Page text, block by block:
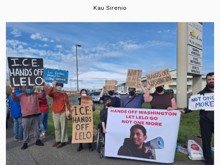
Kau Sirenio